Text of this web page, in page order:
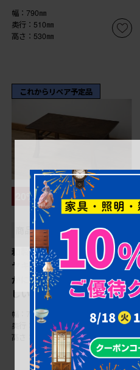
幅：790㎜
奥行：510㎜
高さ：530㎜
これからリペア予定品
20%OFF ¥60,500
¥48,400 (税込)
商品番号 R-077207
和製アンティーク 総欅(ケ
ヤキ)材 天板一枚板 緩や
かに広がる脚のデザインが美
しい文机 (R-077207)
幅：795㎜
奥行：440㎜
高さ：310㎜